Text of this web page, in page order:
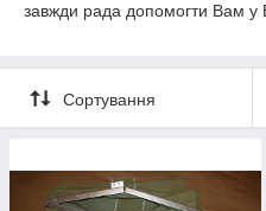
завжди рада допомогти Вам у
Сортування